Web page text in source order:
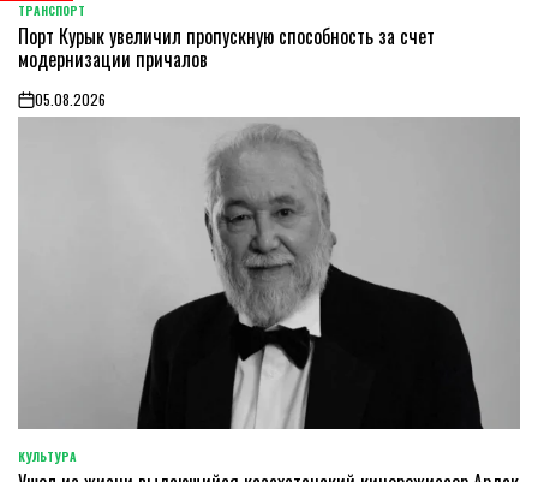
POSTED
IN
ТРАНСПОРТ
Порт Курык увеличил пропускную способность за счет
модернизации причалов
on05.08.2026
POSTED
КУЛЬТУРА